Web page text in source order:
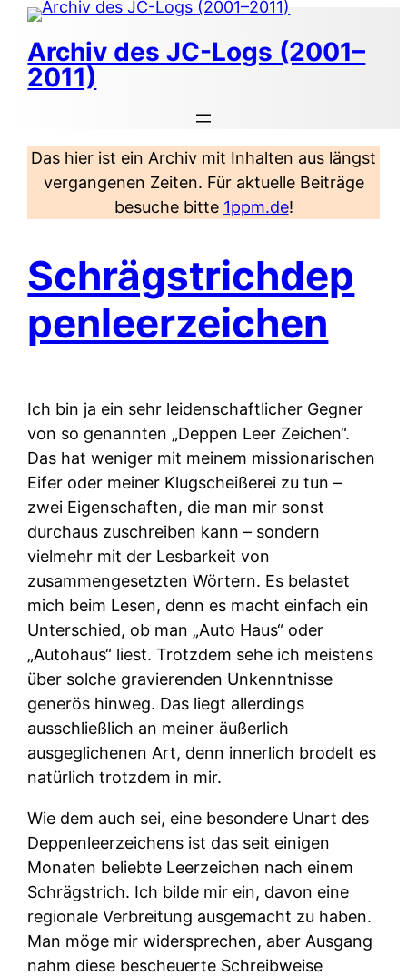
Zum
Inhalt
springen
Archiv des JC-Logs (2001–
2011)
Das hier ist ein Archiv mit Inhalten aus längst
vergangenen Zeiten. Für aktuelle Beiträge
besuche bitte 1ppm.de!
Schrägstrichdep
penleerzeichen
Ich bin ja ein sehr leidenschaftlicher Gegner
von so genannten „Deppen Leer Zeichen“.
Das hat weniger mit meinem missionarischen
Eifer oder meiner Klugscheißerei zu tun –
zwei Eigenschaften, die man mir sonst
durchaus zuschreiben kann – sondern
vielmehr mit der Lesbarkeit von
zusammengesetzten Wörtern. Es belastet
mich beim Lesen, denn es macht einfach ein
Unterschied, ob man „Auto Haus“ oder
„Autohaus“ liest. Trotzdem sehe ich meistens
über solche gravierenden Unkenntnisse
generös hinweg. Das liegt allerdings
ausschließlich an meiner äußerlich
ausgeglichenen Art, denn innerlich brodelt es
natürlich trotzdem in mir.
Wie dem auch sei, eine besondere Unart des
Deppenleerzeichens ist das seit einigen
Monaten beliebte Leerzeichen nach einem
Schrägstrich. Ich bilde mir ein, davon eine
regionale Verbreitung ausgemacht zu haben.
Man möge mir widersprechen, aber Ausgang
nahm diese bescheuerte Schreibweise